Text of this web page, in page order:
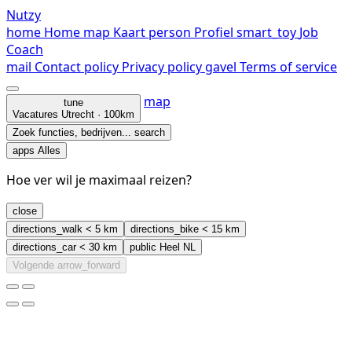
Nutzy
home Home map Kaart person Profiel smart_toy Job
Coach
mail Contact policy Privacy policygavel Terms of service
tune
Vacatures Utrecht · 100km
map
Zoek functies, bedrijven... search
apps Alles
Hoe ver wil je maximaal reizen?
close
directions_walk < 5 km directions_bike < 15 km
directions_car< 30 km public Heel NL
Volgende arrow_forward